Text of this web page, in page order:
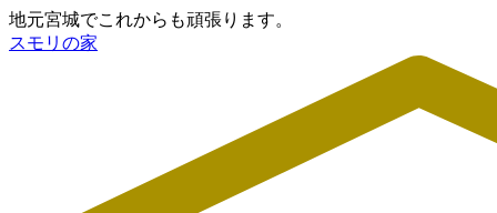
地元宮城でこれからも頑張ります。
スモリの家